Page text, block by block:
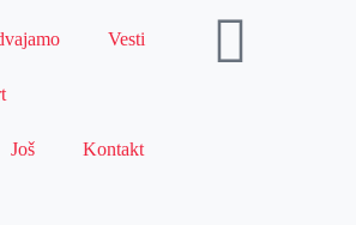
Vesti
Još Kontakt